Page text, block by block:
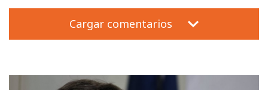
Cargar comentarios